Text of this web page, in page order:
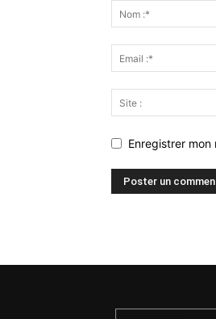
Enregistrer